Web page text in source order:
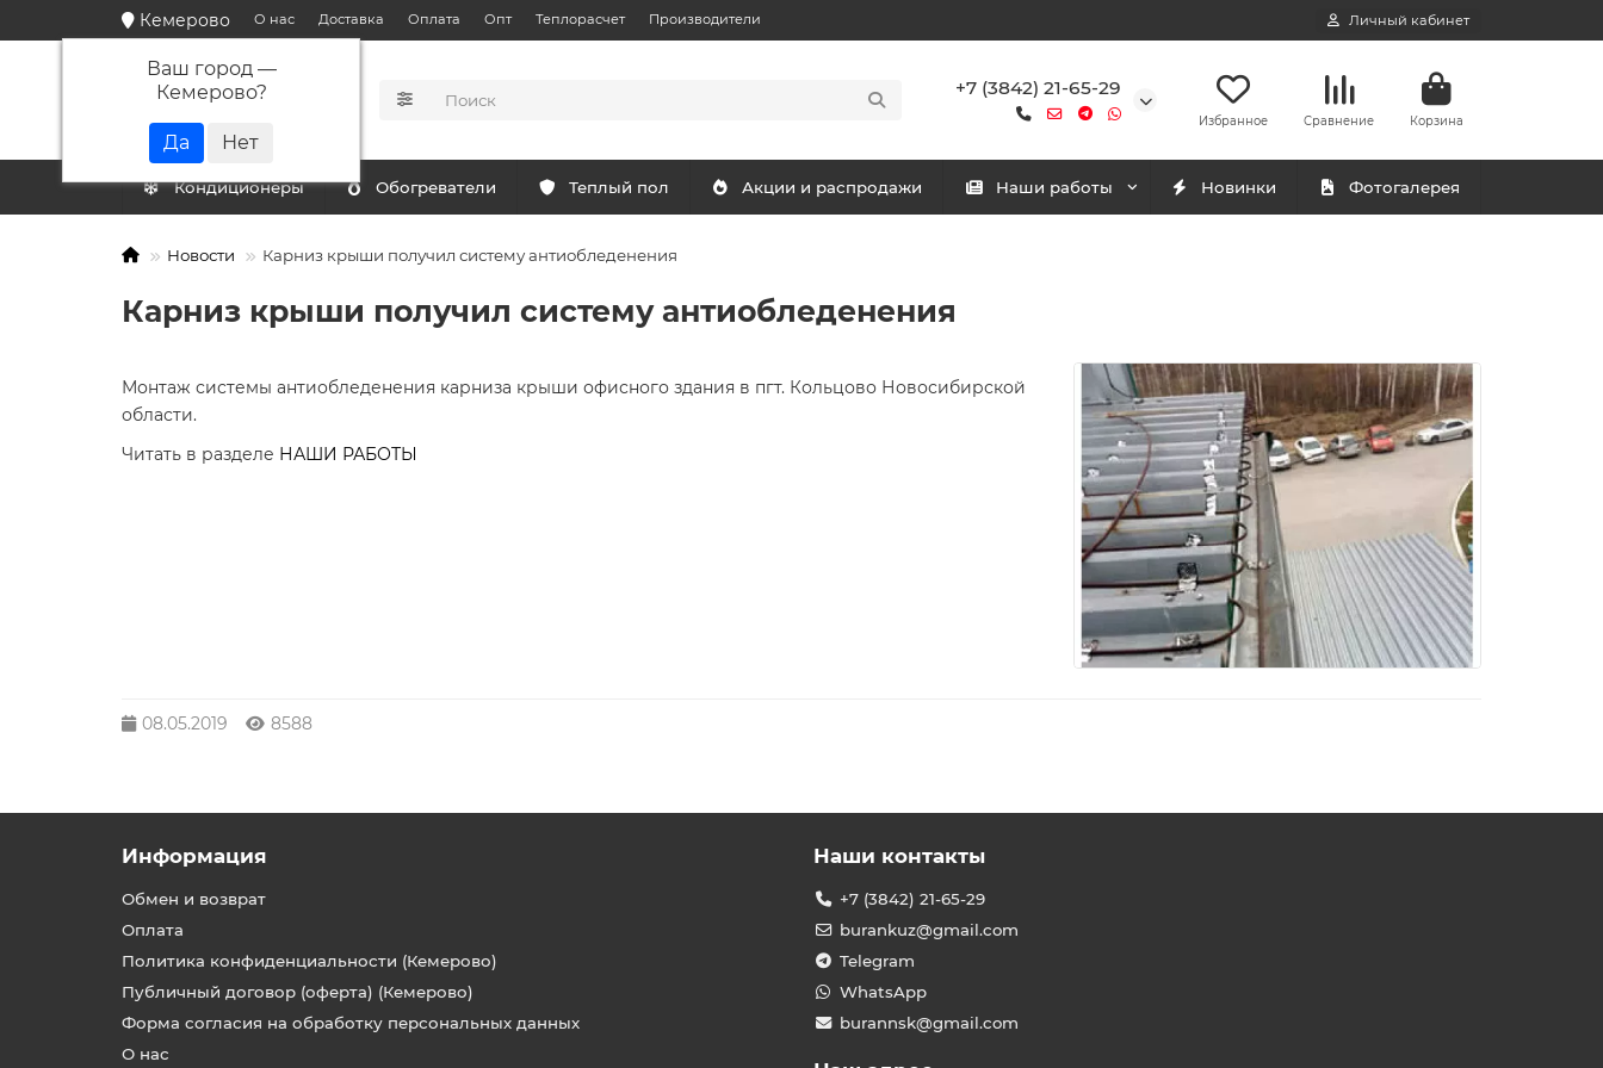
Кемерово
Ваш город —
Кемерово?
О нас Доставка Оплата Опт Теплорасчет Производители Личный кабинет
КАТАЛОГ
+7 (3842) 21-65-29
Избранное Сравнение Корзина
Кондиционеры Обогреватели Теплый пол Акции и распродажи Наши работы Новинки Фотогалерея
Новости Карниз крыши получил систему антиобледенения
Карниз крыши получил систему антиобледенения
Монтаж системы антиобледенения карниза крыши офисного здания в пгт. Кольцово Новосибирской
области.
Читать в разделе НАШИ РАБОТЫ
08.05.2019 8588
Информация
Обмен и возврат
Оплата
Политика конфиденциальности (Кемерово)
Публичный договор (оферта) (Кемерово)
Форма согласия на обработку персональных данных
О нас
Наши контакты
+7 (3842) 21-65-29
burankuz@gmail.com
Telegram
WhatsApp
burannsk@gmail.com